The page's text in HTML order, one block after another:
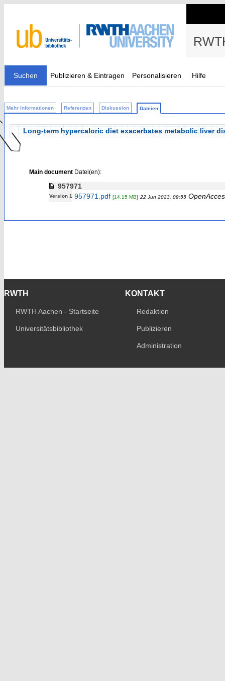
Suchen Publizieren & Eintragen Personalisieren Hilfe
Mehr Informationen Referenzen Diskussion Dateien
Long‐term hypercaloric diet exacerbates metabolic liver
Main documentDatei(en):
957971
Version 1 957971.pdf [14.15 MB] 22 Jun 2023, 09:55
RWTH
RWTH Aachen - Startseite
Universitätsbibliothek
KONTAKT
Redaktion
Publizieren
Administration